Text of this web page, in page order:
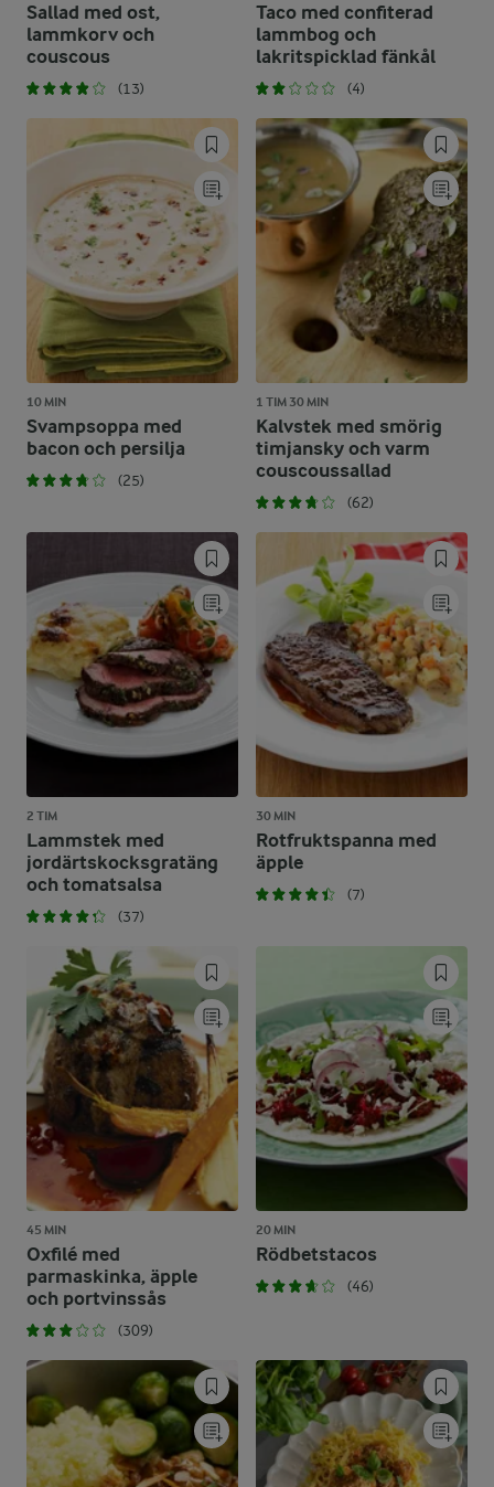
Sallad med ost,
lammkorv och
couscous
(13)
Taco med confiterad
lammbog och
lakritspicklad fänkål
(4)
10 MIN
Svampsoppa med
bacon och persilja
(25)
1 TIM 30 MIN
Kalvstek med smörig
timjansky och varm
couscoussallad
(62)
2 TIM
Lammstek med
jordärtskocksgratäng
och tomatsalsa
(37)
30 MIN
Rotfruktspanna med
äpple
(7)
45 MIN
Oxfilé med
parmaskinka, äpple
och portvinssås
(309)
20 MIN
Rödbetstacos
(46)